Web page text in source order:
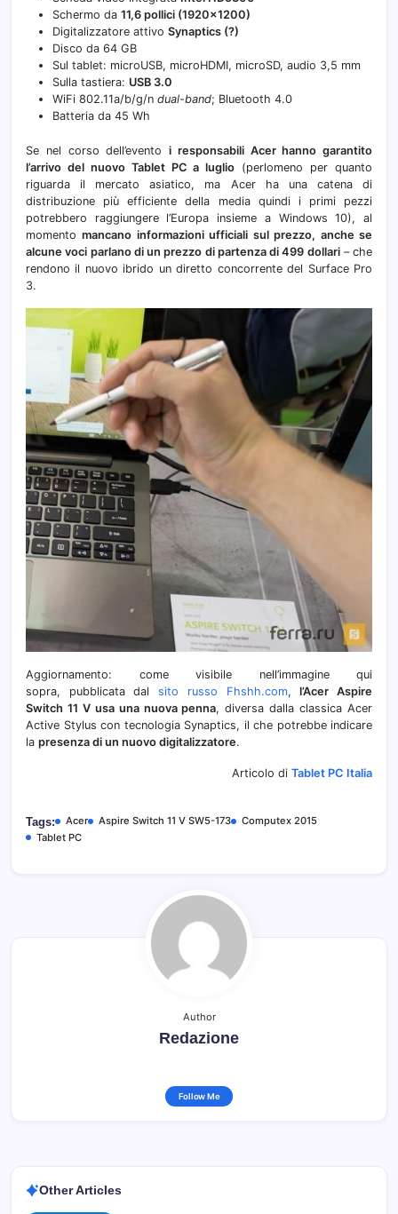
Schermo da 11,6 pollici (1920×1200)
Digitalizzatore attivo Synaptics (?)
Disco da 64 GB
Sul tablet: microUSB, microHDMI, microSD, audio 3,5 mm
Sulla tastiera: USB 3.0
WiFi 802.11a/b/g/n dual-band; Bluetooth 4.0
Batteria da 45 Wh
Se nel corso dell’evento i responsabili Acer hanno garantito
l’arrivo del nuovo Tablet PC a luglio (perlomeno per quanto
riguarda il mercato asiatico, ma Acer ha una catena di
distribuzione più efficiente della media quindi i primi pezzi
potrebbero raggiungere l’Europa insieme a Windows 10), al
momentomancano informazioni ufficiali sul prezzo, anche se
alcune voci parlano di un prezzo di partenza di 499 dollari– che
rendono il nuovo ibrido un diretto concorrente del Surface Pro
3.
Aggiornamento: come visibile nell’immagine qui
sopra, pubblicata dalsito russo Fhshh.com, l’Acer Aspire
Switch 11 V usa una nuova penna, diversa dalla classica Acer
Active Stylus con tecnologia Synaptics, il che potrebbe indicare
la presenza di un nuovo digitalizzatore.
Articolo di Tablet PC Italia
Tags: Acer Aspire Switch 11 V SW5-173
Computex 2015
Tablet PC
Author
Redazione
Follow Me
Other Articles